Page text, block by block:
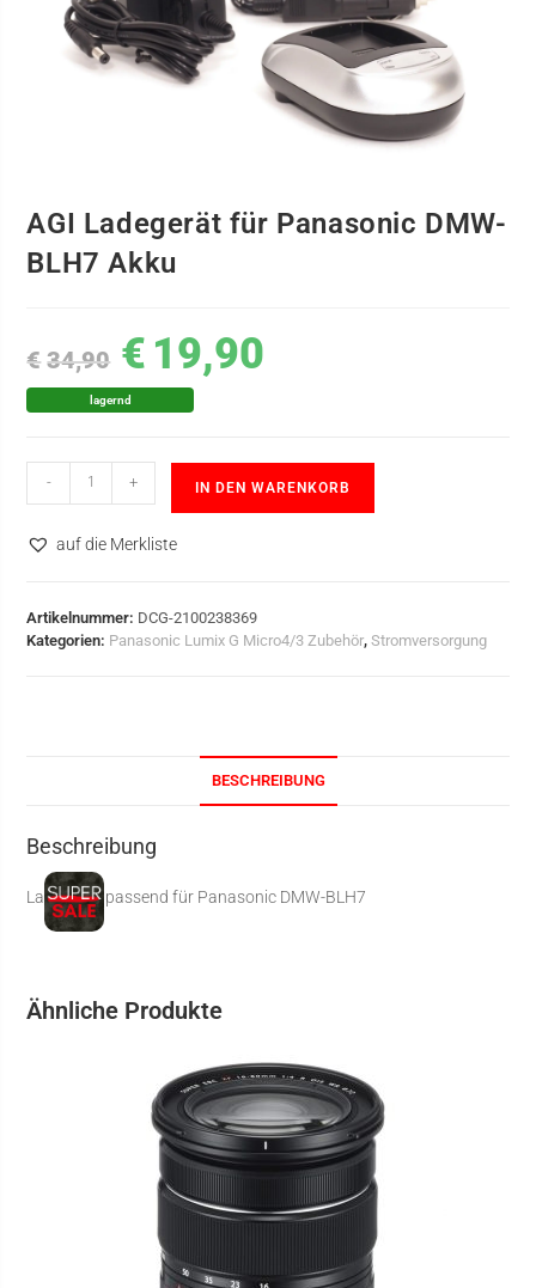
AGI Ladegerät für Panasonic DMW-
BLH7 Akku
€ 34,90 € 19,90
lagernd
- + IN DEN WARENKORB
auf die Merkliste
Artikelnummer: DCG-2100238369
Kategorien: Panasonic Lumix G Micro4/3 Zubehör,Stromversorgung
BESCHREIBUNG
Beschreibung
Ladegerät passend für Panasonic DMW-BLH7
Ähnliche Produkte